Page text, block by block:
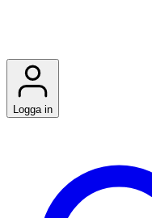
Logga in